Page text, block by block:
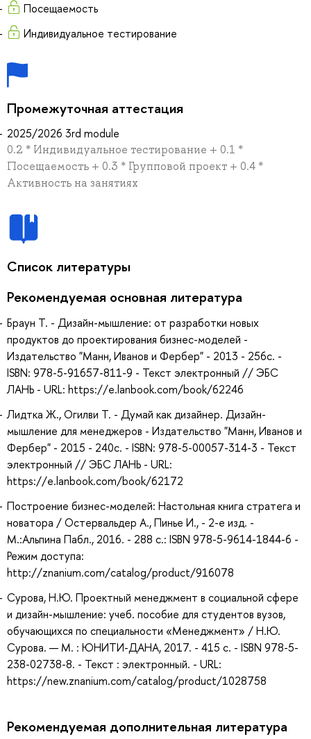
Посещаемость
Индивидуальное тестирование
Промежуточная аттестация
2025/2026 3rd module
0.2 * Индивидуальное тестирование + 0.1 *
Посещаемость + 0.3 * Групповой проект + 0.4 *
Активность на занятиях
Список литературы
Рекомендуемая основная литература
Браун Т. - Дизайн-мышление: от разработки новых
продуктов до проектирования бизнес-моделей -
Издательство "Манн, Иванов и Фербер" - 2013 - 256с. -
ISBN: 978-5-91657-811-9 - Текст электронный // ЭБС
ЛАНЬ - URL: https://e.lanbook.com/book/62246
Лидтка Ж., Огилви Т. - Думай как дизайнер. Дизайн-
мышление для менеджеров - Издательство "Манн, Иванов и
Фербер" - 2015 - 240с. - ISBN: 978-5-00057-314-3 - Текст
электронный // ЭБС ЛАНЬ - URL:
https://e.lanbook.com/book/62172
Построение бизнес-моделей: Настольная книга стратега и
новатора / Остервальдер А., Пинье И., - 2-е изд. -
М.:Альпина Пабл., 2016. - 288 с.: ISBN 978-5-9614-1844-6 -
Режим доступа:
http://znanium.com/catalog/product/916078
Сурова, Н.Ю. Проектный менеджмент в социальной сфере
и дизайн-мышление: учеб. пособие для студентов вузов,
обучающихся по специальности «Менеджмент» / Н.Ю.
Сурова. — М. : ЮНИТИ-ДАНА, 2017. - 415 с. - ISBN 978-5-
238-02738-8. - Текст : электронный. - URL:
https://new.znanium.com/catalog/product/1028758
Рекомендуемая дополнительная литература